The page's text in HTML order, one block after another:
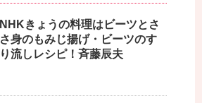
NHKきょうの料理はビーツとさ
さ身のもみじ揚げ・ビーツのす
り流しレシピ！斉藤辰夫